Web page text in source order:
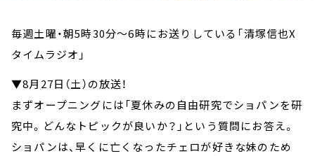
毎週土曜・朝5時30分～6時にお送りしている「清塚信也X
タイムラジオ」
▼8月27日（土）の放送！
まずオープニングには「夏休みの自由研究でショパンを研
究中。どんなトピックが良いか？」という質問にお答え。
ショパンは、早くに亡くなったチェロが好きな妹のため